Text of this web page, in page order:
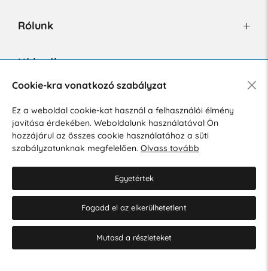
Rólunk
Hírlevél
Hozzájárulok a személyes adatok marketing célú kezeléséhez.
Személyes adatok védelmére vonatkozó szabályzat.
Cookie-beállítások szerkesztése
Cookie-kra vonatkozó szabályzat
Ez a weboldal cookie-kat használ a felhasználói élmény
javítása érdekében. Weboldalunk használatával Ön
hozzájárul az összes cookie használatához a süti
szabályzatunknak megfelelően. Olvass tovább
Egyetértek
Fogadd el az elkerülhetetlent
Mutasd a részleteket